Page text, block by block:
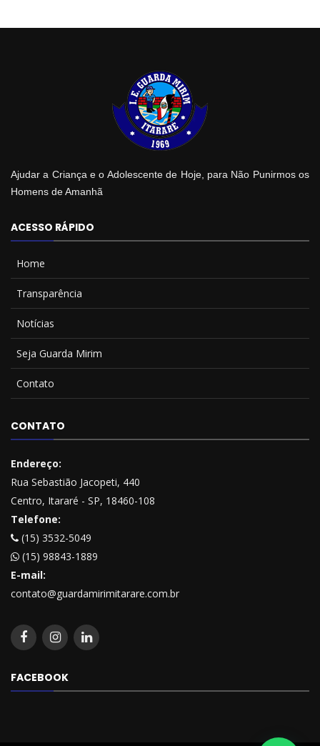
Ajudar a Criança e o Adolescente de Hoje, para Não Punirmos os
Homens de Amanhã
ACESSO RÁPIDO
Home
Transparência
Notícias
Seja Guarda Mirim
Contato
CONTATO
Endereço:
Rua Sebastião Jacopeti, 440
Centro, Itararé - SP, 18460-108
Telefone:
(15) 3532-5049
(15) 98843-1889
E-mail:
contato@guardamirimitarare.com.br
FACEBOOK